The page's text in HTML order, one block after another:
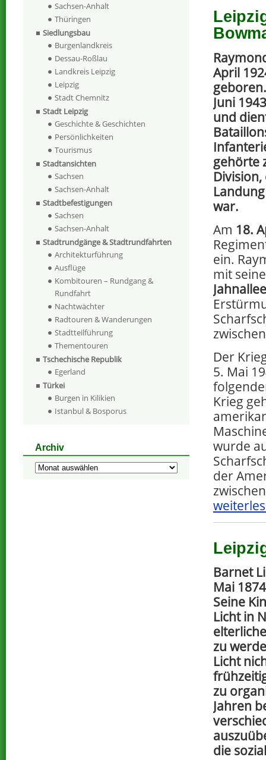
April
Juni
und
gehörte
war.
Am 18.
ein.
mit
Der
5. Mai
Krieg
wurde
der
Barnet
Mai
Seine
Licht in
zu
Licht
zu
Jahren
die
Sachsen-Anhalt
Thüringen
Siedlungsbau
Burgenlandkreis
Dessau-Roßlau
Landkreis Leipzig
Leipzig
Stadt Chemnitz
Stadt Leipzig
Geschichte & Geschichten
Persönlichkeiten
Tourismus
Stadtansichten
Sachsen
Sachsen-Anhalt
Stadtbefestigungen
Sachsen
Sachsen-Anhalt
Stadtrundgänge & Stadtrundfahrten
Architekturführung
Ausflüge
Kombitouren – Rundgang &
Rundfahrt
Nachtwächter
Radtouren & Wanderungen
Stadtteilführung
Thementouren
Tschechische Republik
Egerland
Türkei
Burgen in Kilikien
Istanbul & Bosporus
Archiv
Archiv